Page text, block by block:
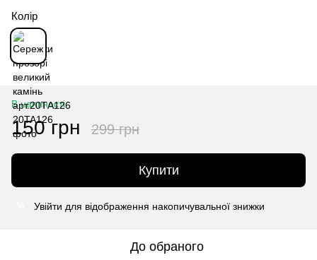
Колір
В наявності
150 грн 299 грн
Купити
Увійти для відображення накопичувальної знижки
До обраного